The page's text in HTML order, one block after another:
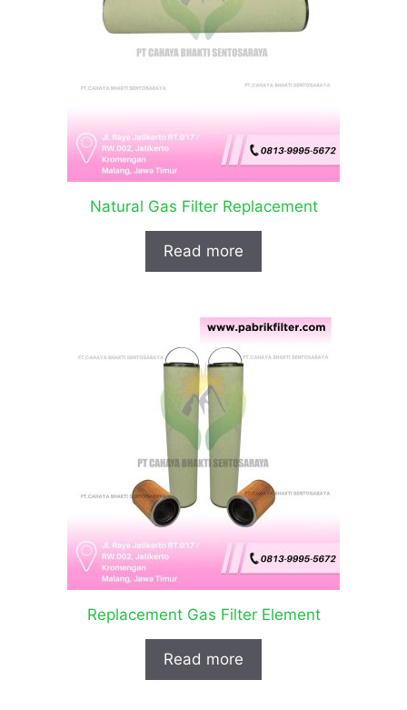
Natural Gas Filter Replacement
Read more
Replacement Gas Filter Element
Read more